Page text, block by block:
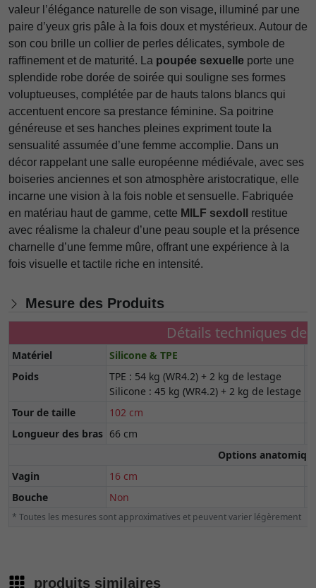
valeur l’élégance naturelle de son visage, illuminé par une
paire d’yeux gris pâle à la fois doux et mystérieux. Autour de
son cou brille un collier de perles délicates, symbole de
raffinement et de maturité. La poupée sexuelle porte une
splendide robe dorée de soirée qui souligne ses formes
voluptueuses, complétée par de hauts talons blancs qui
accentuent encore sa prestance féminine. Sa poitrine
généreuse et ses hanches pleines expriment toute la
sensualité assumée d’une femme accomplie. Dans un
décor rappelant une salle européenne médiévale, avec ses
boiseries anciennes et son atmosphère aristocratique, elle
incarne une vision à la fois noble et sensuelle. Fabriquée
en matériau haut de gamme, cette MILF sexdoll
restitue
avec réalisme la chaleur d’une peau souple et la présence
charnelle d’une femme mûre, offrant une expérience à la
fois visuelle et tactile riche en intensité.
Mesure des Produits
Détails techniques de
Matériel Silicone & TPE
Poids
TPE : 54 kg (WR4.2) + 2 kg de lestage
Silicone : 45 kg (WR4.2) + 2 kg de lestage
Tour de taille 102 cm
Longueur des bras 66 cm
Options
Vagin
16 cm
Bouche
Non
* Toutes les mesures sont approximatives et peuvent varier légèrement
produits similaires